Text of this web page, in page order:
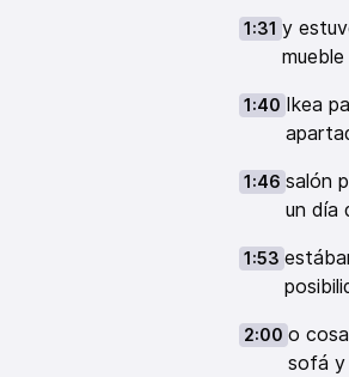
1:31 y
1:40 Ikea
1:46 salón
un día
1:53
2:00 o
sofá y